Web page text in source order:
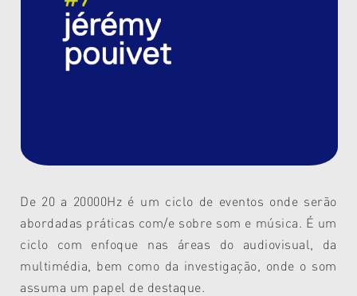
De 20 a 20000Hz é um ciclo de eventos onde serão
abordadas práticas com/e sobre som e música. É um
ciclo com enfoque nas áreas do audiovisual, da
multimédia, bem como da investigação, onde o som
assuma um papel de destaque.